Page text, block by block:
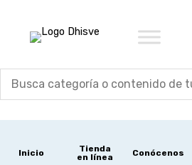
contenido
Inicio
Tienda
en línea
Conócenos